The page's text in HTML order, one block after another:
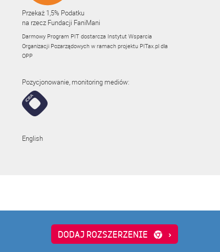
Przekaż 1,5% Podatku
na rzecz Fundacji FaniMani
Darmowy Program PIT dostarcza Instytut Wsparcia
Organizacji Pozarządowych w ramach projektu PITax.pl dla
OPP
Pozycjonowanie, monitoring mediów:
English
DODAJ ROZSZERZENIE ›